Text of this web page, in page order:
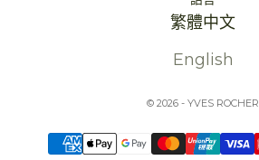
繁體中文
English
© 2026 - YVES ROCHER